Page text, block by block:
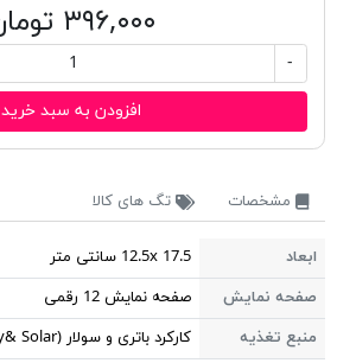
۳۹۶,۰۰۰ تومان
-
افزودن به سبد خرید
مشخصات تگ های کالا
ابعاد
12.5x 17.5 سانتی متر
صفحه نمایش
صفحه نمایش 12 رقمی
منبع تغذیه
کارکرد باتری و سولار Dual (Battery& Solar)